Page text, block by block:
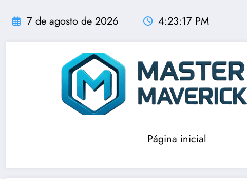
para
conteúdo
7 de agosto de 2026 4:23:19 PM
Página inicial